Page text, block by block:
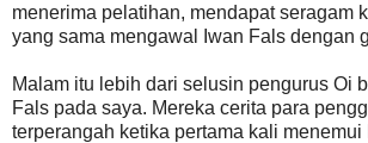
menerima pelatihan, mendapat seragam
yang sama mengawal Iwan Fals dengan
Malam itu lebih dari selusin pengurus Oi
Fals pada saya. Mereka cerita para
terperangah ketika pertama kali